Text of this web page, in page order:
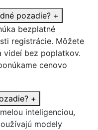
pozadie? +
bezplatné
registrácie. Môžete
videí bez poplatkov.
cenovo
+
inteligenciou,
modely